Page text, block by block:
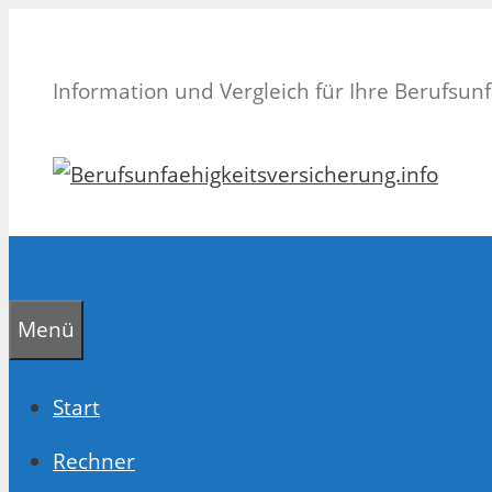
springen
Information und Vergleich für Ihre
Menü
Start
Rechner